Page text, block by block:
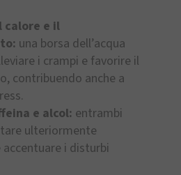
e il
una borsa dell’acqua
i crampi e favorire il
contribuendo anche a
e alcol: entrambi
ulteriormente
i disturbi